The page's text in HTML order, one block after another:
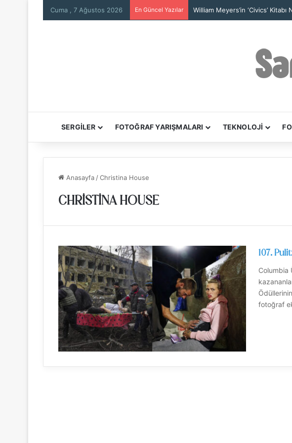
Cuma , 7 Ağustos 2026 En Güncel Yazılar Mars’tan Nefes Kesen Kare:
SERGİLER FOTOĞRAF YARIŞMALARI TEKNOLOJİ
Anasayfa /Christina House
CHRISTINA HOUSE
107.
Columbia
fotoğraf